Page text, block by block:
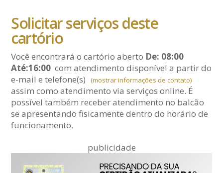
Solicitar serviços deste
cartório
Você encontrará o cartório aberto De: 08:00
Até:16:00 com atendimento disponível a partir do
e-maile telefone(s) (mostrar informações de contato)
assim como atendimento via serviços online. É
possível também receber atendimento no balcão
se apresentando fisicamente dentro do horário de
funcionamento.
publicidade